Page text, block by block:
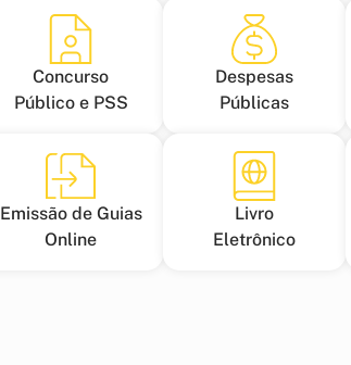
Concurso
Público e PSS
Despesas
Públicas
Emissão de Guias
Online
Livro
Eletrônico